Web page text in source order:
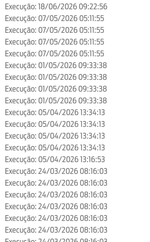
Execução: 18/06/2026 09:22:56
Execução: 07/05/2026 05:11:55
Execução: 07/05/2026 05:11:55
Execução: 07/05/2026 05:11:55
Execução: 07/05/2026 05:11:55
Execução: 01/05/2026 09:33:38
Execução: 01/05/2026 09:33:38
Execução: 01/05/2026 09:33:38
Execução: 01/05/2026 09:33:38
Execução: 05/04/2026 13:34:13
Execução: 05/04/2026 13:34:13
Execução: 05/04/2026 13:34:13
Execução: 05/04/2026 13:34:13
Execução: 05/04/2026 13:16:53
Execução: 24/03/2026 08:16:03
Execução: 24/03/2026 08:16:03
Execução: 24/03/2026 08:16:03
Execução: 24/03/2026 08:16:03
Execução: 24/03/2026 08:16:03
Execução: 24/03/2026 08:16:03